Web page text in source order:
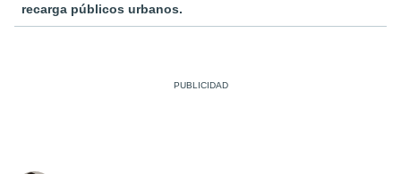
recarga públicos urbanos.